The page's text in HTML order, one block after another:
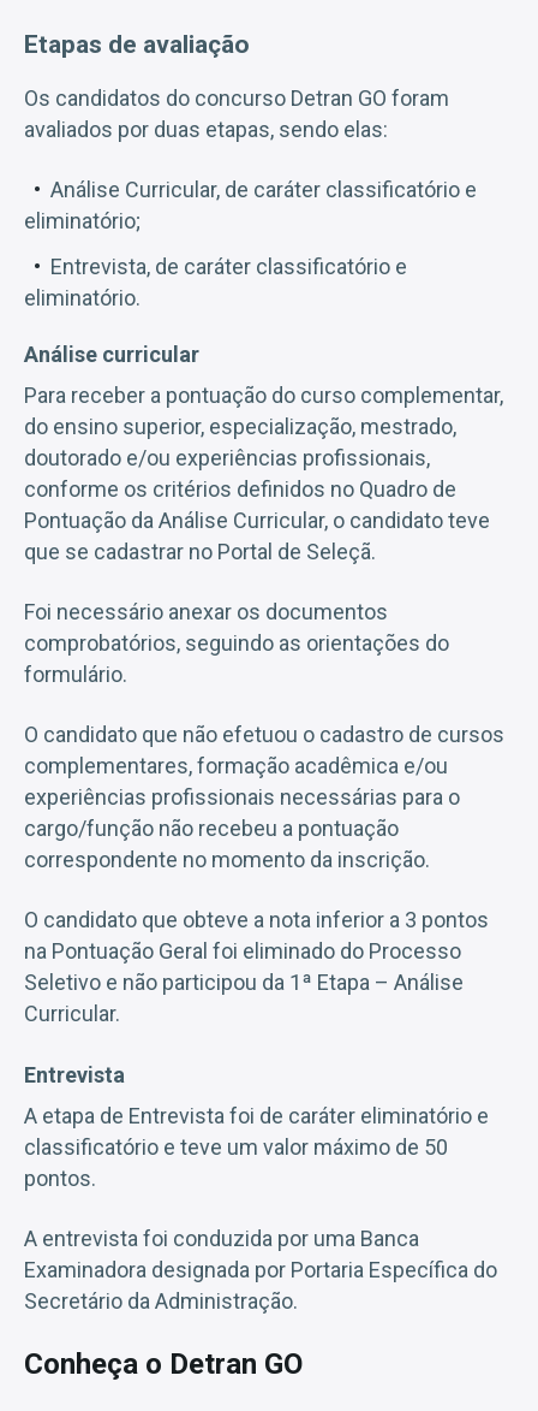
Etapas de avaliação
Os candidatos do concurso Detran GO foram
avaliados por duas etapas, sendo elas:
Análise Curricular, de caráter classificatório e
eliminatório;
Entrevista, de caráter classificatório e
eliminatório.
Análise curricular
Para receber a pontuação do curso complementar,
do ensino superior, especialização, mestrado,
doutorado e/ou experiências profissionais,
conforme os critérios definidos no Quadro de
Pontuação da Análise Curricular, o candidato teve
que se cadastrar no Portal de Seleçã.
Foi necessário anexar os documentos
comprobatórios, seguindo as orientações do
formulário.
O candidato que não efetuou o cadastro de cursos
complementares, formação acadêmica e/ou
experiências profissionais necessárias para o
cargo/função não recebeu a pontuação
correspondente no momento da inscrição.
O candidato que obteve a nota inferior a 3 pontos
na Pontuação Geral foi eliminado do Processo
Seletivo e não participou da 1ª Etapa – Análise
Curricular.
Entrevista
A etapa de Entrevista foi de caráter eliminatório e
classificatório e teve um valor máximo de 50
pontos.
A entrevista foi conduzida por uma Banca
Examinadora designada por Portaria Específica do
Secretário da Administração.
Conheça o Detran GO